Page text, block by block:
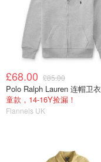
£68.00 £85.00
Polo Ralph Lauren 连帽卫衣
童款，14-16Y捡漏！
Flannels UK